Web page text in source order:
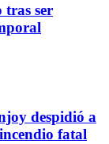
ser
despidió a
fatal